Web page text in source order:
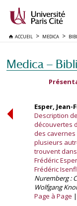
ACCUEIL MEDICA
Medica —
Esper, Jean-
Description
découvertes
des
plusieurs
trouvent
Frédéric
Frédéric
Nuremberg :
Wolfgang
Page à Page